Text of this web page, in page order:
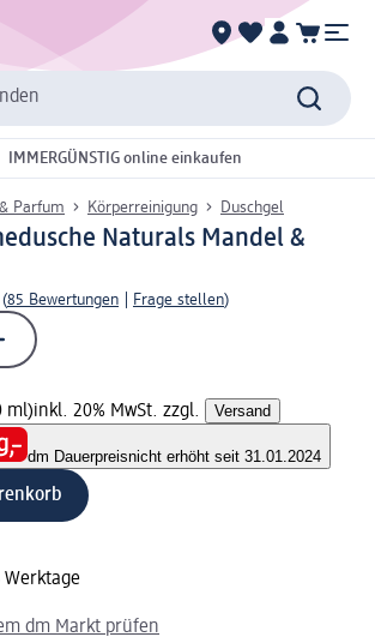
IMMERGÜNSTIG online einkaufen
Parfum Körperreinigung Duschgel
Naturals Mandel &
(85 Bewertungen Frage stellen)
ml)inkl. 20% MwSt. zzgl. Versand
dm Dauerpreisnicht erhöht seit 31.01.2024
Werktage
dm Markt prüfen